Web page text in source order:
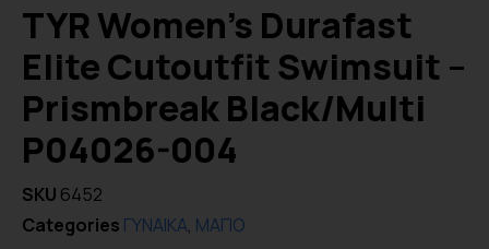
TYR Women’s Durafast
Elite Cutoutfit Swimsuit –
Prismbreak Black/Multi
P04026-004
SKU 6452
Categories ΓΥΝΑΙΚΑ, ΜΑΓΙΟ